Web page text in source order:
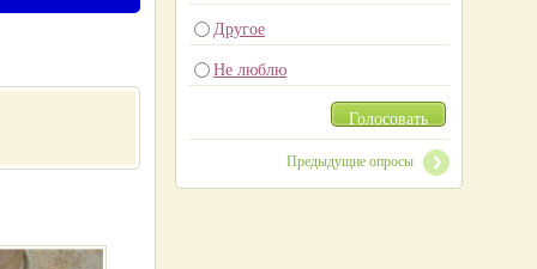
Другое
Не люблю
Голосовать
Предыдущие опросы